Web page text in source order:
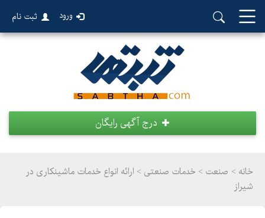
ورود ثبت نام
درج آگهی رایگان
خانه > صنعت > خدمات صنعتی > ارائه انواع خدمات ماشینکاری در
شیراز